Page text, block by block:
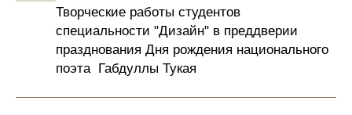
Творческие работы студентов
специальности "Дизайн" в преддверии
празднования Дня рождения национального
поэта Габдуллы Тукая